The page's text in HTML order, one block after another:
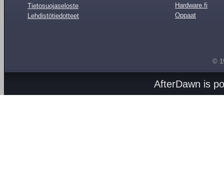
Tietosuojaseloste
Lehdistötiedotteet
Hardware.fi
Oppaat
©
AfterDawn is